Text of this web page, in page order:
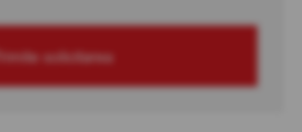
Trimite solicitarea